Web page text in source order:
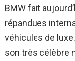
BMW fait
répandues
véhicules de
son très célèbre